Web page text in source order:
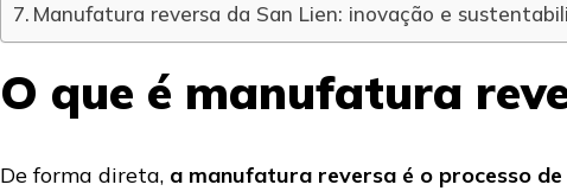
Manufatura reversa da San Lien: inovação e
O que é manufatura
De forma direta, a manufatura reversa é o processo